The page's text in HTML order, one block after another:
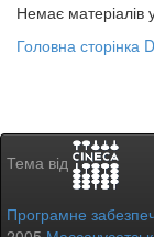
Немає матеріалів
Головна сторінка
Тема від
Програмне